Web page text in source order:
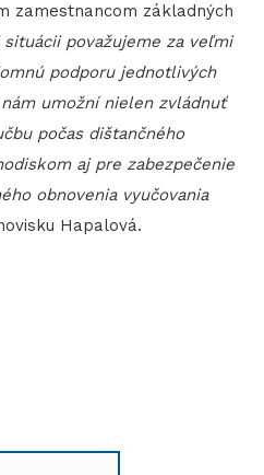
zamestnancom základných
považujeme za veľmi
podporu jednotlivých
umožní nielen zvládnuť
počas dištančného
aj pre zabezpečenie
obnovenia vyučovania
Hapalová.